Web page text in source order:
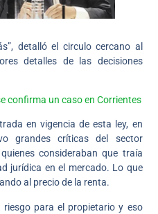
detalló el circulo cercano al
detalles de las decisiones
confirma un caso en Corrientes
en vigencia de esta ley, en
grandes críticas del sector
consideraban que traía
jurídica en el mercado. Lo que
al precio de la renta.
para el propietario y eso